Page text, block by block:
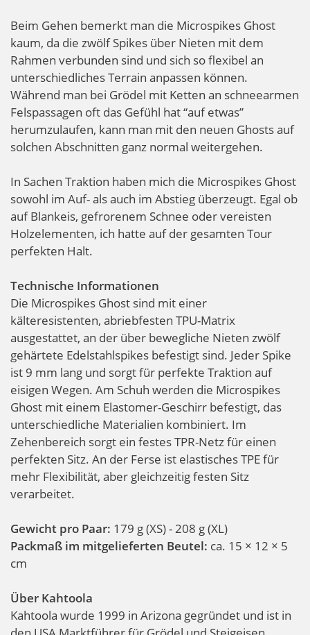
Beim Gehen bemerkt man die Microspikes Ghost
kaum, da die zwölf Spikes über Nieten mit dem
Rahmen verbunden sind und sich so flexibel an
unterschiedliches Terrain anpassen können.
Während man bei Grödel mit Ketten an schneearmen
Felspassagen oft das Gefühl hat “auf etwas”
herumzulaufen, kann man mit den neuen Ghosts auf
solchen Abschnitten ganz normal weitergehen.
In Sachen Traktion haben mich die Microspikes Ghost
sowohl im Auf- als auch im Abstieg überzeugt. Egal ob
auf Blankeis, gefrorenem Schnee oder vereisten
Holzelementen, ich hatte auf der gesamten Tour
perfekten Halt.
Technische Informationen
Die Microspikes Ghost sind mit einer
kälteresistenten, abriebfesten TPU-Matrix
ausgestattet, an der über bewegliche Nieten zwölf
gehärtete Edelstahlspikes befestigt sind. Jeder Spike
ist 9 mm lang und sorgt für perfekte Traktion auf
eisigen Wegen. Am Schuh werden die Microspikes
Ghost mit einem Elastomer-Geschirr befestigt, das
unterschiedliche Materialien kombiniert. Im
Zehenbereich sorgt ein festes TPR-Netz für einen
perfekten Sitz. An der Ferse ist elastisches TPE für
mehr Flexibilität, aber gleichzeitig festen Sitz
verarbeitet.
Gewicht pro Paar: 179 g (XS) - 208 g (XL)
Packmaß im mitgelieferten Beutel: ca. 15 × 12 × 5
cm
Über Kahtoola
Kahtoola wurde 1999 in Arizona gegründet und ist in